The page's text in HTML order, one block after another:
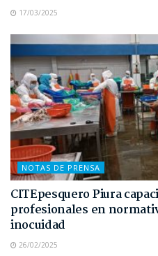
17/03/2025
NOTAS DE PRENSA
CITEpesquero Piura
profesionales en
inocuidad
26/02/2025